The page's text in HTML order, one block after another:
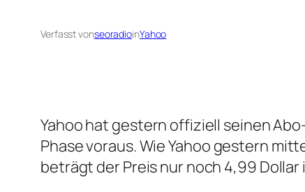
Verfasst vonseoradioinYahoo
Yahoo hat gestern offiziell seinen
Phase voraus. Wie Yahoo gestern
beträgt der Preis nur noch 4,99 Dollar